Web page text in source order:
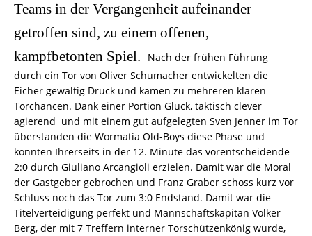
Teams in der Vergangenheit aufeinander
getroffen sind, zu einem offenen,
kampfbetonten Spiel.
Nach der frühen Führung
durch ein Tor von Oliver Schumacher entwickelten die
Eicher gewaltig Druck und kamen zu mehreren klaren
Torchancen. Dank einer Portion Glück, taktisch clever
agierend und mit einem gut aufgelegten Sven Jenner im Tor
überstanden die Wormatia Old-Boys diese Phase und
konnten Ihrerseits in der 12. Minute das vorentscheidende
2:0 durch Giuliano Arcangioli erzielen. Damit war die Moral
der Gastgeber gebrochen und Franz Graber schoss kurz vor
Schluss noch das Tor zum 3:0 Endstand. Damit war die
Titelverteidigung perfekt und Mannschaftskapitän Volker
Berg, der mit 7 Treffern interner Torschützenkönig wurde,